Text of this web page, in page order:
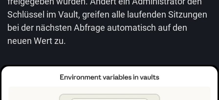
Schlüssel im Vault, greifen alle laufenden Sitzungen
bei der nächsten Abfrage automatisch auf den
neuen Wert zu.